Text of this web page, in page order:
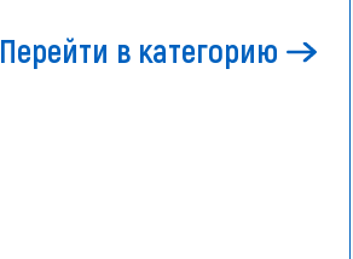
Перейти в категорию